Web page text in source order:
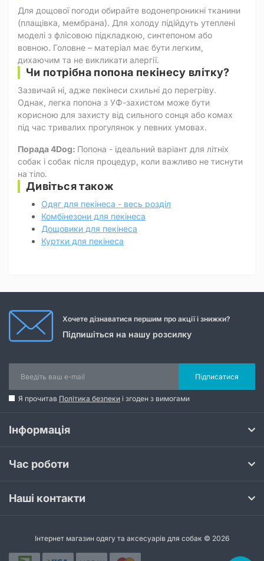
Для дощової погоди обирайте водонепроникні тканини
(плащівка, мембрана). Для холоду підійдуть утеплені
моделі з флісовою підкладкою, синтепоном або
вовною. Головне – матеріал має бути легким,
дихаючим та не викликати алергії.
Чи потрібна попона пекінесу влітку?
Зазвичай ні, адже пекінеси схильні до перегріву.
Однак, легка попона з УФ-захистом може бути
корисною для захисту від сильного сонця або комах
під час тривалих прогулянок у певних умовах.
Порада 4Dog: Попона - ідеальний варіант для літніх
собак і собак після процедур, коли важливо не тиснути
на тіло.
Дивіться також
Одяг для пекінеса - весь розділ
Комбінезони для пекінеса
Дощовики для пекінеса
Куртки для пекінеса
Хочете дізнаватися першим про акції і знижки?
Підпишіться на нашу розсилку
Підписатися
Я прочитав Політика безпеки і згоден з вимогами
Інформація
Час роботи
Наші контакти
Інтернет магазин одягу та аксесуарів для собак © 2026